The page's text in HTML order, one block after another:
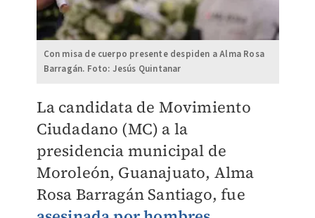
Con misa de cuerpo presente despiden a Alma Rosa
Barragán. Foto: Jesús Quintanar
La candidata de Movimiento
Ciudadano (MC) a la
presidencia municipal de
Moroleón, Guanajuato, Alma
Rosa Barragán Santiago, fue